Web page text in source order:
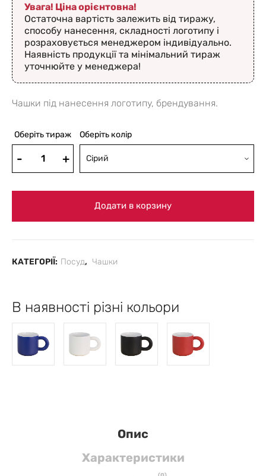
Увага! Ціна орієнтовна!
Остаточна вартість залежить від тиражу,
способу нанесення, складності логотипу і
розраховується менеджером індивідуально.
Наявність продукції та мінімальний тираж
уточнюйте у менеджера!
Чашки під нанесення логотипу, брендування.
Оберіть тираж Оберіть колір
Сірий
Додати в корзину
КАТЕГОРІЇ: Посуд, Чашки
В наявності різні кольори
Опис
Характеристики